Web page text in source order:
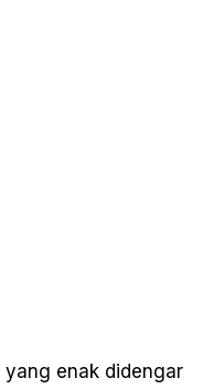
yang enak didengar